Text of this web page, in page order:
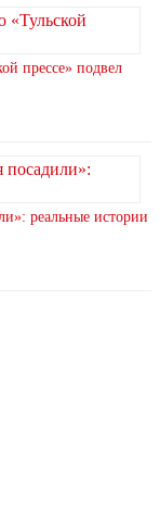
прессе» подвел
реальные истории